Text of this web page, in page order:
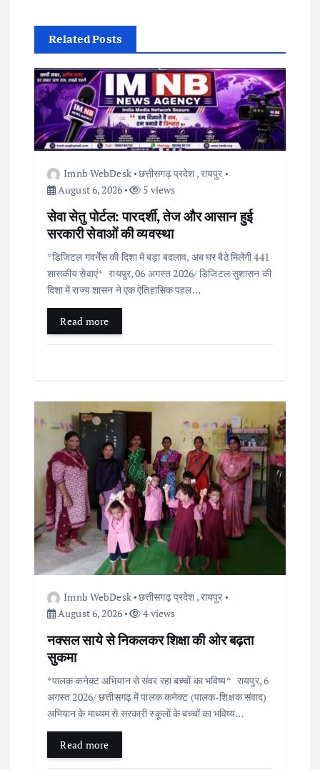
t
n
a
v
Related Posts
Imnb WebDesk छत्तीसगढ़ प्रदेश ,रायपुर
August 6, 2026
5 views
सेवा सेतु पोर्टल: पारदर्शी, तेज और आसान हुई
सरकारी सेवाओं की व्यवस्था
*डिजिटल गवर्नेंस की दिशा में बड़ा बदलाव, अब घर बैठे मिलेंगी 441
शासकीय सेवाएं* रायपुर, 06 अगस्त 2026/ डिजिटल सुशासन की
दिशा में राज्य शासन ने एक ऐतिहासिक पहल…
Read more
Imnb WebDesk छत्तीसगढ़ प्रदेश ,रायपुर
August 6, 2026
4 views
नक्सल साये से निकलकर शिक्षा की ओर बढ़ता
सुकमा
*पालक कनेक्ट अभियान से संवर रहा बच्चों का भविष्य* रायपुर, 6
अगस्त 2026/ छत्तीसगढ़ में पालक कनेक्ट (पालक-शिक्षक संवाद)
अभियान के माध्यम से सरकारी स्कूलों के बच्चों का भविष्य…
Read more